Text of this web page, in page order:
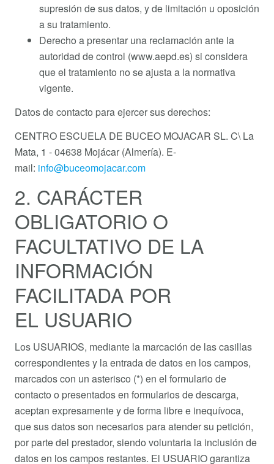
supresión de sus datos, y de limitación u oposición
a su tratamiento.
Derecho a presentar una reclamación ante la
autoridad de control (www.aepd.es) si considera
que el tratamiento no se ajusta a la normativa
vigente.
Datos de contacto para ejercer sus derechos:
CENTRO ESCUELA DE BUCEO MOJACAR SL. C\ La
Mata, 1 - 04638 Mojácar (Almería). E-
mail: info@buceomojacar.com
2. CARÁCTER
OBLIGATORIO O
FACULTATIVO DE LA
INFORMACIÓN
FACILITADA POR
EL USUARIO
Los USUARIOS, mediante la marcación de las casillas
correspondientes y la entrada de datos en los campos,
marcados con un asterisco (*) en el formulario de
contacto o presentados en formularios de descarga,
aceptan expresamente y de forma libre e inequívoca,
que sus datos son necesarios para atender su petición,
por parte del prestador, siendo voluntaria la inclusión de
datos en los campos restantes. El USUARIO garantiza